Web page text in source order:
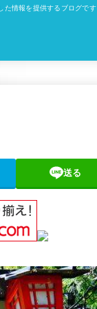
た情報を提供するブログです
送る